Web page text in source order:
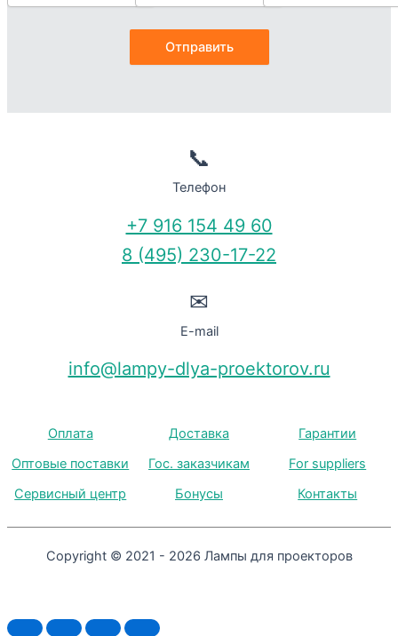
📞
Телефон
+7 916 154 49 60
8 (495) 230-17-22
✉
E-mail
info@lampy-dlya-proektorov.ru
Оплата Доставка
Гарантии
Оптовые поставки
Гос. заказчикам
For suppliers
Сервисный центр
Бонусы Контакты
Copyright © 2021 - 2026 Лампы для проекторов